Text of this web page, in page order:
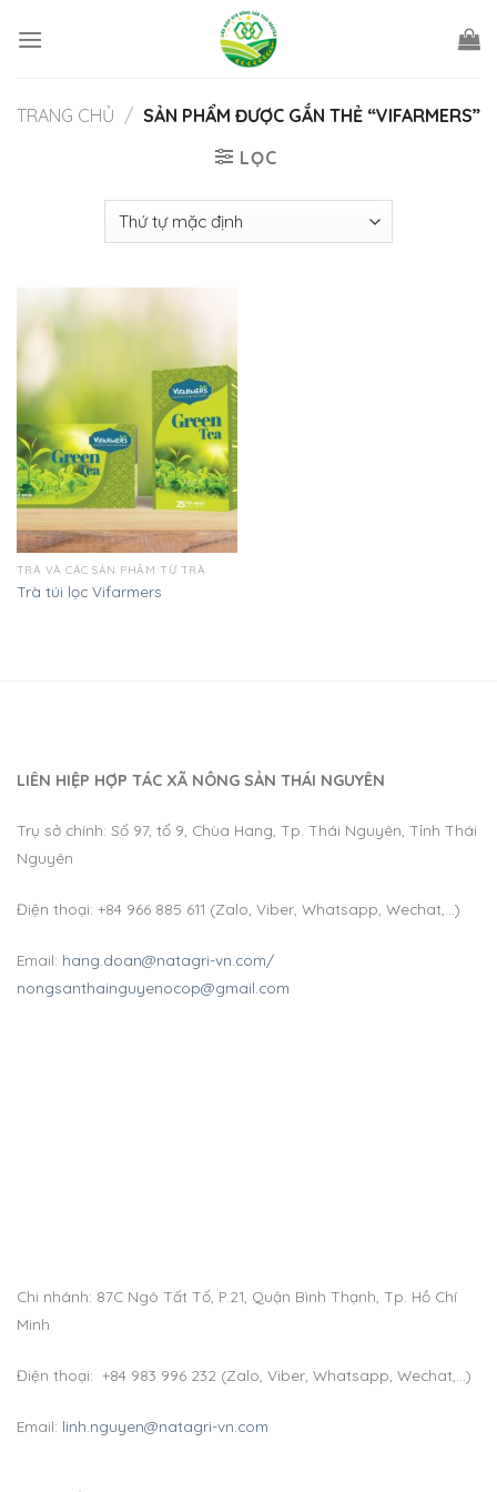
TRANG CHỦ / SẢN PHẨM ĐƯỢC GẮN THẺ “VIFARMERS”
LỌC
TRÀ VÀ CÁC SẢN PHẨM TỪ TRÀ
Trà túi lọc Vifarmers
LIÊN HIỆP HỢP TÁC XÃ NÔNG SẢN THÁI NGUYÊN
Trụ sở chính: Số 97, tổ 9, Chùa Hang, Tp. Thái Nguyên, Tỉnh Thái
Nguyên
Điện thoại: +84 966 885 611 (Zalo, Viber, Whatsapp, Wechat,…)
Email: hang.doan@natagri-vn.com/
nongsanthainguyenocop@gmail.com
Chi nhánh: 87C Ngô Tất Tố, P.21, Quận Bình Thạnh, Tp. Hồ Chí
Minh
Điện thoại: +84 983 996 232 (Zalo, Viber, Whatsapp, Wechat,…)
Email: linh.nguyen@natagri-vn.com